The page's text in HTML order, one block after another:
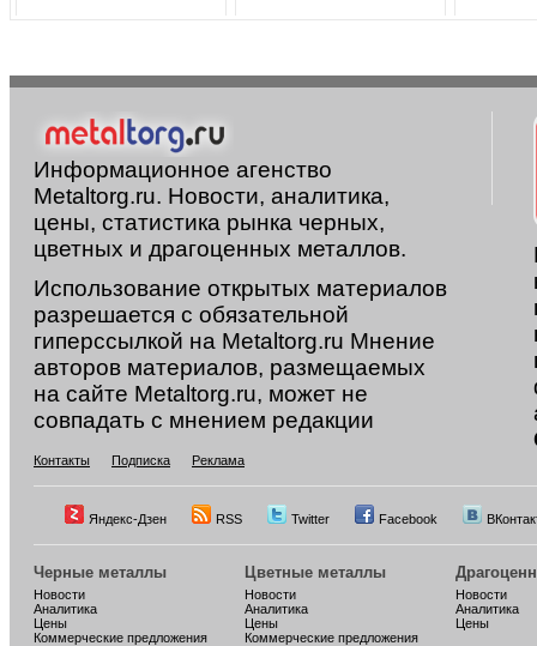
Информационное агенство
Metaltorg.ru. Новости, аналитика,
цены, статистика рынка черных,
цветных и драгоценных металлов.
Использование открытых материалов
разрешается с обязательной
гиперссылкой на Metaltorg.ru Мнение
авторов материалов, размещаемых
на сайте Metaltorg.ru, может не
совпадать с мнением редакции
Контакты Подписка Реклама
Яндекс-Дзен RSS Twitter Facebook
Черные металлы
Новости
Аналитика
Цены
Коммерческие предложения
Цветные металлы
Новости
Аналитика
Цены
Коммерческие предложения
Новости
Аналитика
Цены